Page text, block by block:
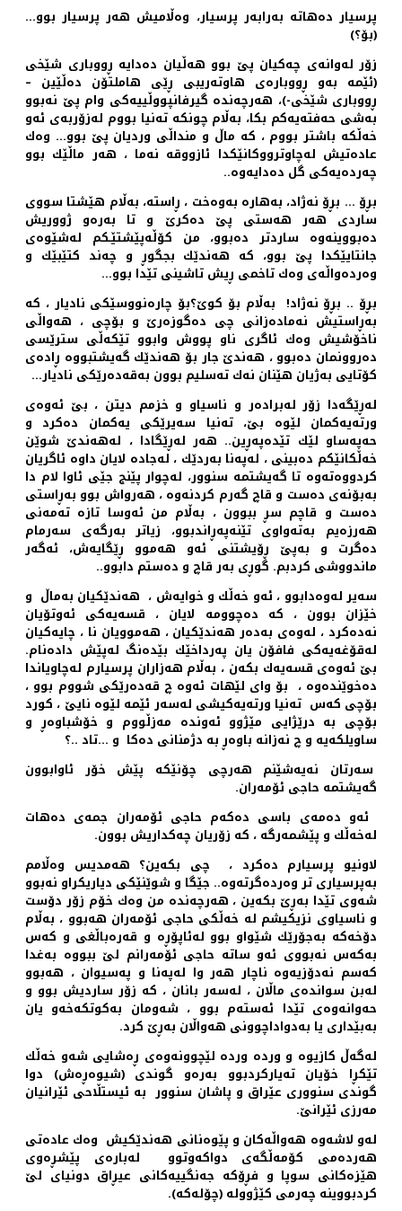
پرسیار ده‌هاته‌ به‌رابه‌ر پرسیار، وه‌ڵامیش هه‌ر پرسیار بوو...
(بۆ؟)
زۆر له‌وانه‌ی چه‌كیان پێ بوو هه‌ڵیان ده‌دایه‌ ڕووباری شێخی
(ئێمه‌ به‌و ڕووباره‌ی هاوته‌ریبی ڕێی هاملتۆن ده‌ڵێین –
ڕووباری شێخی-)، هه‌رچه‌نده‌ گیرفانپووڵییه‌كی وام پێ نه‌بوو
به‌شی حه‌فته‌یه‌كم بكا، به‌ڵام چونكه‌ ته‌نیا بووم له‌زۆربه‌ی ئه‌‌و
خه‌ڵكه‌ باشتر بووم ، كه‌ ماڵ و منداڵی وردیان پێ بوو... وه‌ك
عاده‌تیش له‌چاوترووكانێكدا ئازووقه‌ نه‌ما ، هه‌ر ماڵێك بوو
چه‌رده‌یه‌كی گل ده‌دایه‌وه‌..
بڕۆ ... بڕۆ نه‌ژاد، به‌هاره‌ به‌وه‌خت ، ڕاسته‌، به‌ڵام هێشتا سووی
ساردی هه‌ر هه‌ستی پێ ده‌كرێ و تا به‌ره‌و ژووریش
ده‌بووینه‌وه‌ ساردتر ده‌بوو، من كۆڵه‌پێشتێـكم له‌شێوه‌ی
جانتایێكدا پێ بوو، كه‌ هه‌ندێك بجگوڕ و چه‌ند كتێبێك و
وه‌رده‌واڵه‌ی وه‌ك تاخمی ڕیش تاشینی تێدا بوو...
بڕۆ .. بڕۆ نه‌ژاد! به‌ڵام بۆ كوێ؟بۆ چاره‌نووسێكی نادیار ، كه‌
به‌ڕاستیش نه‌ماده‌زانی چی ده‌گوزه‌رێ و بۆچی ، هه‌واڵی
ناخۆشیش وه‌ك ئاگری ناو پووش وابوو تێكه‌ڵی سترێسی
ده‌روونمان ده‌بوو ، هه‌ندێ جار بۆ هه‌ندێك گه‌یشتبووه‌ ڕاده‌ی
كۆتایی به‌ژیان هێنان نه‌ك ته‌سلیم بوون به‌قه‌ده‌رێكی نادیار...
له‌ڕێگه‌دا زۆر له‌براده‌ر و ناسیاو و خزمم دیتن ، بێ ئه‌وه‌ی
ورته‌یه‌كمان لێوه‌ بێ، ته‌نیا سه‌یرێكی یه‌كمان ده‌كرد و
حه‌په‌ساو لێك تێده‌په‌ڕین.. هه‌ر له‌ڕێگادا ، له‌هه‌ندێ شوێن
خه‌ڵكانێكم ده‌بینی ، له‌په‌نا به‌ردێك ، له‌جاده‌ لایان داوه‌ ئاگریان
كردووه‌ته‌وه‌ تا گه‌یشتمه‌ سنوور، له‌چوار پێنج جێی ئاوا لام دا
به‌بۆنه‌ی ده‌ست و قاچ گه‌رم كردنه‌وه‌ ، هه‌رواش بوو به‌ڕاستی
ده‌ست و قاچم سڕ ببوون ، به‌ڵام من ئه‌وسا تازه‌ ته‌مه‌نی
هه‌رزه‌یم به‌ته‌واوی تێنه‌په‌ڕاندبوو، زیاتر به‌رگه‌ی سه‌رمام
ده‌گرت و به‌پێ ڕۆیشتنی ئه‌و هه‌موو ڕێگایه‌ش، ئه‌گه‌ر
ماندووشی كردبم. گوڕی به‌ر قاچ و ده‌ستم دابوو‌..
سه‌یر له‌وه‌دابوو ، ئه‌و خه‌ڵك‌ و خوایه‌ش ، هه‌ندێكیان به‌ماڵ و
خێزان بوون ، كه‌ ده‌‌چوومه‌ لایان ، قسه‌یه‌كی ئه‌وتۆیان
نه‌ده‌كرد ، له‌وه‌ی به‌ده‌ر هه‌ندێكیان ، هه‌موویان نا ، چایه‌كیان
له‌قۆغه‌یه‌كی فافۆن یان په‌رداخێك بێده‌نگ له‌پێش داده‌نام.
بێ ئه‌وه‌ی قسه‌یه‌ك بكه‌ن ، به‌ڵام هه‌زاران پرسیارم له‌چاویاندا
ده‌خوێنده‌وه ‌، بۆ وای لێهات ئه‌وه‌ چ قه‌ده‌رێكی شووم بوو ،
بۆچی كه‌س ته‌نیا ورته‌یه‌كیشی له‌سه‌ر ئێمه‌ لێوه‌ نایێ ، كورد
بۆچی به‌ درێژایی مێژوو ئه‌ونده‌ مه‌زڵووم و خۆشباوه‌ڕ و
ساویلكه‌یه‌ و چ نه‌زانه‌ باوه‌ڕ به‌ دژمنانی ده‌كا و ...تاد ..؟
سه‌رتان نه‌یه‌شێنم هه‌رچی چۆنێكه‌ پێش خۆر ئاوابوون
گه‌یشتمه‌ حاجی ئۆمه‌ران.
‌ ئه‌و ده‌مه‌ی باسی ده‌كه‌م حاجی ئۆمه‌ران جمه‌ی ده‌هات
له‌خه‌ڵك و پێشمه‌رگه ‌، كه‌ زۆریان چه‌كداریش بوون.
لاونیو پرسیارم ده‌كرد ، چی بكه‌ین؟ هه‌مدیس وه‌ڵامم
به‌پرسیاری تر وه‌رده‌گرته‌وه‌.. جێگا و شوێنێكی دیاریكراو نه‌بوو
شه‌وی تێدا به‌ڕێ بكه‌ین ، هه‌رچه‌نده‌ من وه‌ك خۆم زۆر دۆست
و ناسیاوی نزیكیشم له خه‌ڵكی ‌حاجی ئۆمه‌ران هه‌بوو ، به‌ڵام
دۆخه‌كه‌ به‌جۆرێك شێواو بوو له‌ئاپۆڕه‌ و قه‌ره‌باڵغی و كه‌س
به‌كه‌س نه‌بووی ئه‌و ساته‌ حاجی ئۆمه‌رانم لێ ببووه‌ به‌غدا
كه‌سم نه‌دۆزیه‌وه‌ ناچار هه‌ر وا له‌په‌نا و په‌سیوان ، هه‌بوو
له‌بن سوانده‌ی ماڵان ، له‌سه‌ر بانان ، كه‌ زۆر ساردیش بوو و
حه‌وانه‌وه‌ی تێدا ئه‌سته‌م بوو ، شه‌ومان به‌كوتكه‌خه‌و یان
به‌بێداری یا به‌دواداچوونی هه‌واڵان به‌ڕێ كرد.
له‌گه‌ڵ كازیوه‌ و ورده‌ ورده‌ لێچوونه‌وه‌ی ڕه‌شایی شه‌و خه‌ڵك
تێكڕا خۆیان ته‌یاركردبوو به‌ره‌و گوندی (شیوه‌ڕه‌ش) دوا
گوندی سنووری عێراق و پاشان سنوور به‌ ئیستڵاحی ئێرانیان
مه‌رزی ئێرانێ.
له‌و لاشه‌وه‌ هه‌واڵه‌كان و پێوه‌نانی هه‌ندێكیش وه‌ك عاده‌تی
هه‌رده‌می كۆمه‌ڵگه‌ی دواكه‌وتوو ‌ له‌باره‌ی پێشڕه‌وی
هێزه‌كانی سوپا و فڕۆكه‌ جه‌نگییه‌كانی عیڕاق دونیای لێ
كردبووینه‌ چه‌رمی كێژووله‌ (چۆله‌كه‌).